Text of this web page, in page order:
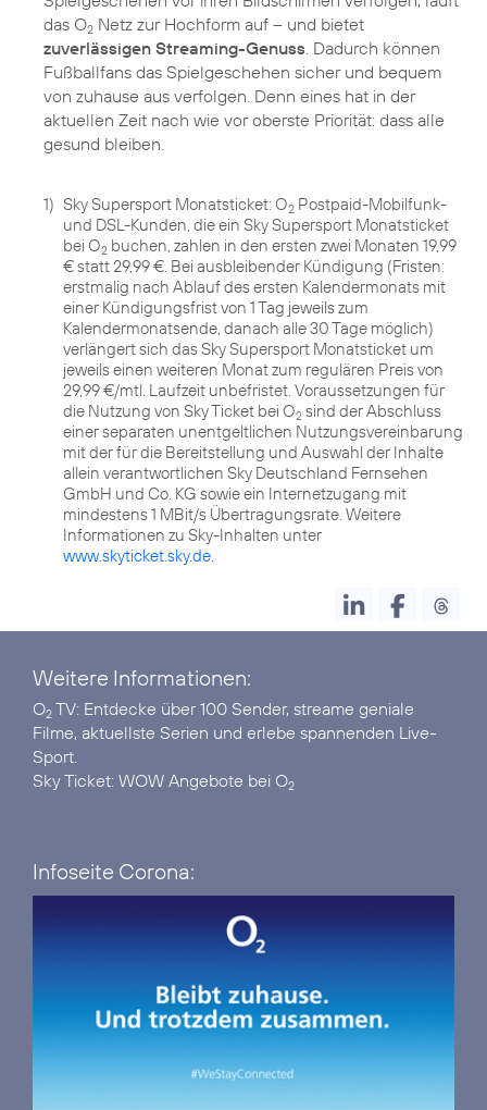
das O2 Netz zur Hochform auf – und bietet
zuverlässigen Streaming-Genuss . Dadurch können
Fußballfans das Spielgeschehen sicher und bequem
von zuhause aus verfolgen. Denn eines hat in der
aktuellen Zeit nach wie vor oberste Priorität: dass alle
gesund bleiben.
1) Sky Supersport Monatsticket: O2 Postpaid-Mobilfunk-
und DSL-Kunden, die ein Sky Supersport Monatsticket
bei O2 buchen, zahlen in den ersten zwei Monaten 19,99
€ statt 29,99 €. Bei ausbleibender Kündigung (Fristen:
erstmalig nach Ablauf des ersten Kalendermonats mit
einer Kündigungsfrist von 1 Tag jeweils zum
Kalendermonatsende, danach alle 30 Tage möglich)
verlängert sich das Sky Supersport Monatsticket um
jeweils einen weiteren Monat zum regulären Preis von
29,99 €/mtl. Laufzeit unbefristet. Voraussetzungen für
die Nutzung von Sky Ticket bei O2 sind der Abschluss
einer separaten unentgeltlichen Nutzungsvereinbarung
mit der für die Bereitstellung und Auswahl der Inhalte
allein verantwortlichen Sky Deutschland Fernsehen
GmbH und Co. KG sowie ein Internetzugang mit
mindestens 1 MBit/s Übertragungsrate. Weitere
Informationen zu Sky-Inhalten unter
www.skyticket.sky.de
Weitere Informationen:
O2 TV: Entdecke über 100 Sender, streame geniale
Filme, aktuellste Serien und erlebe spannenden Live-
Sport.
Sky Ticket: WOW Angebote bei O2
Infoseite Corona: